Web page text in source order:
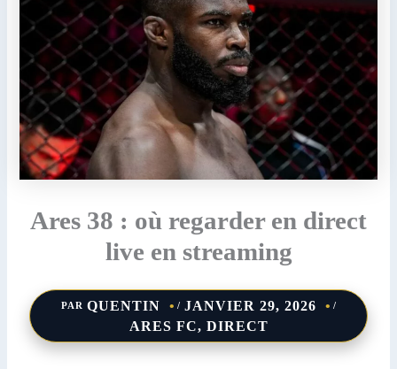
Ares 38 : où regarder en direct
live en streaming
PAR QUENTIN / JANVIER 29, 2026 /
ARES FC, DIRECT